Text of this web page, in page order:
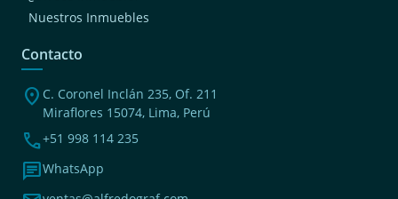
Nuestros Inmuebles
Contacto
location_on C. Coronel Inclán 235, Of. 211
Miraflores 15074, Lima, Perú
phone+51 998 114 235
chatWhatsApp